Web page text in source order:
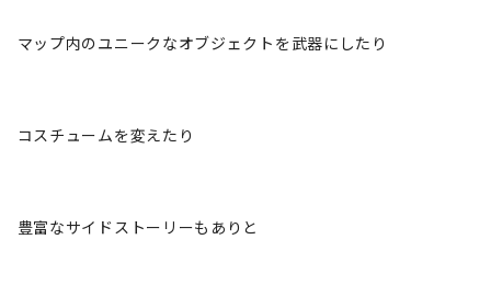
マップ内のユニークなオブジェクトを武器にしたり
コスチュームを変えたり
豊富なサイドストーリーもありと